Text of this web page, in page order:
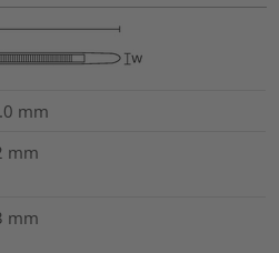
mm
mm
mm